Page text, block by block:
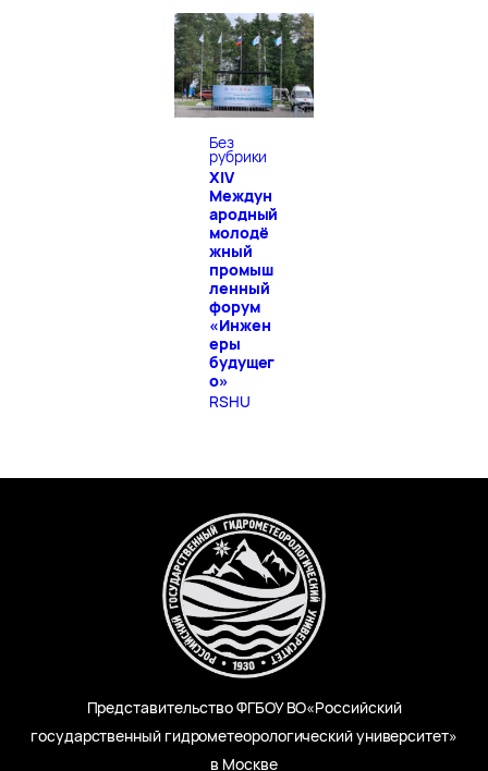
Без
рубрики
XIV
Междун
ародный
молодё
жный
промыш
ленный
форум
«Инжен
еры
будущег
о»
RSHU
Представительство ФГБОУ ВО«Российский
государственный гидрометеорологический университет»
в Москве